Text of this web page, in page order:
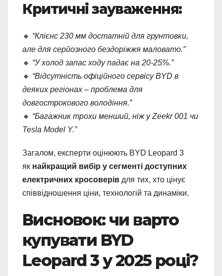
Критичні зауваження:
🔸 “Клієнс 230 мм достатній для грунтовки,
але для серйозного бездоріжжя маловато.”
🔸 “У холод запас ходу падає на 20-25%.”
🔸 “Відсутність офіційного сервісу BYD в
деяких регіонах – проблема для
довгострокового володіння.”
🔸 “Багажник трохи менший, ніж у Zeekr 001 чи
Tesla Model Y.”
Загалом, експерти оцінюють BYD Leopard 3
як найкращий вибір у сегменті доступних
електричних кросоверів для тих, хто цінує
співвідношення ціни, технологій та динаміки.
Висновок: чи варто
купувати BYD
Leopard 3 у 2025 році?